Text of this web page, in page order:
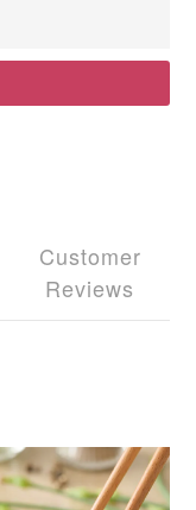
Customer
Reviews